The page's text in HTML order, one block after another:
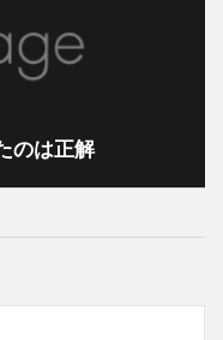
のは正解